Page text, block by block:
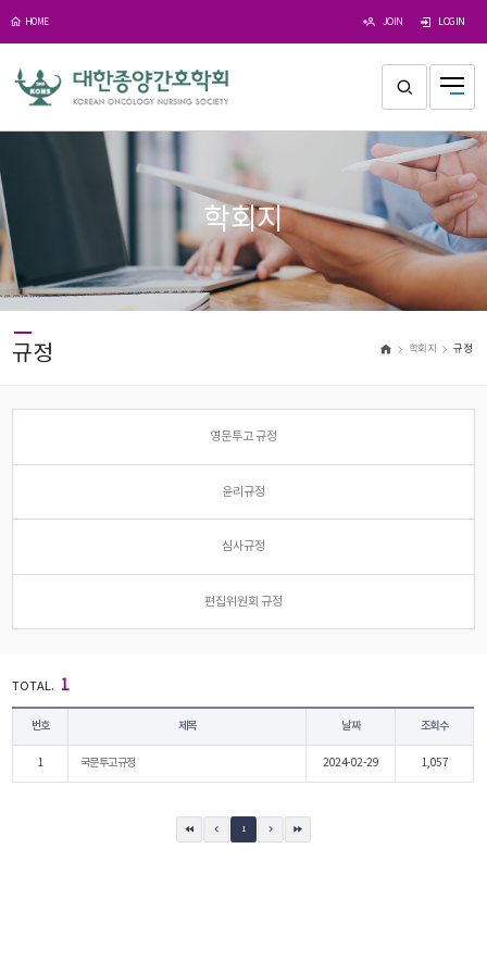
HOME JOIN LOGIN
학회지
규정 학회지 규정
영문투고 규정
윤리규정
심사규정
편집위원회 규정
TOTAL. 1
번호 제목 날짜 조회수
1 국문투고규정 2024-02-29 1,057
1